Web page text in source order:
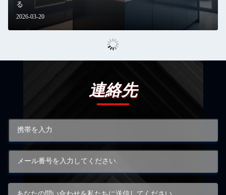
2026-03-20
る
連絡先